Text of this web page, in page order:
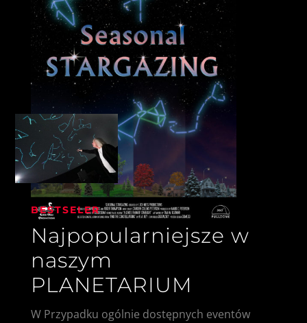
BESTSELER
Najpopularniejsze w
naszym
PLANETARIUM
W Przypadku ogólnie dostępnych eventów